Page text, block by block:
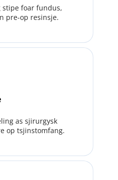
foar fundus,
pre-op resinsje.
as sjirurgysk
op tsjinstomfang.